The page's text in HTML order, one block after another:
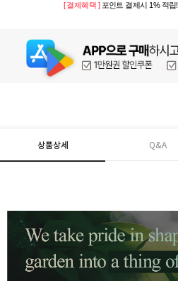
[ 결제혜택 ] 포인트 결제시 1% 적립!
상품상세 Q&A